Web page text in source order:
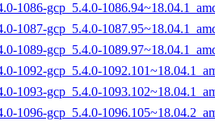
1086-gcp_5.4.0-
1087-gcp_5.4.0-
1089-gcp_5.4.0-
1092-gcp_5.4.0-
1093-gcp_5.4.0-
1096-gcp_5.4.0-